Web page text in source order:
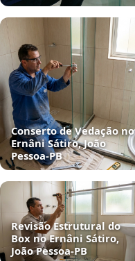
Conserto de Vedação no
Ernâni Sátiro, João
Pessoa‑PB
Revisão Estrutural do
Box no Ernâni Sátiro,
João Pessoa‑PB